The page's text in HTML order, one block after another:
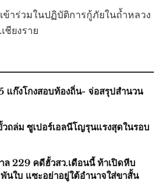
ข้าร่วมในปฏิบัติการกู้ภัยในถ้ำหลวง
ชียงราย
แก๊งโกงสอบท้องถิ่น- จ่อสรุปสำนวน
ถล่ม ซูเปอร์เอลนีโญรุนแรงสุดในรอบ
ล 229 คดีฮั้วสว.เดือนนี้ ท้าเปิดหีบ
นใบ แซะอย่าอยู่ใต้อำนาจใส่ขาสั้น